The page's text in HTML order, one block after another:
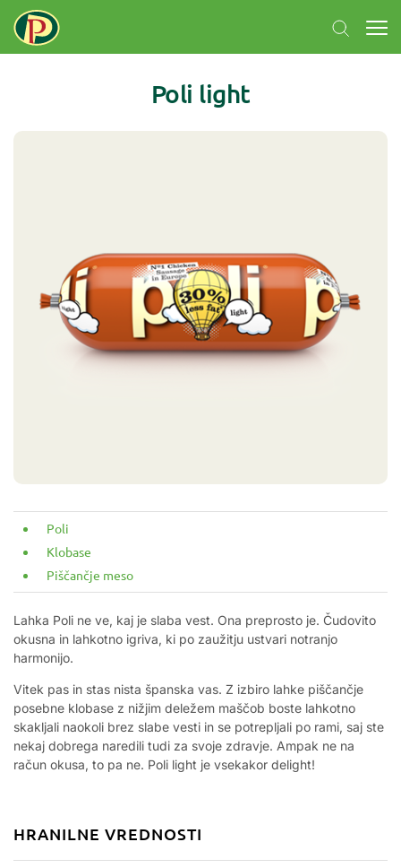
Poli light
Poli
Klobase
Piščančje meso
Lahka Poli ne ve, kaj je slaba vest. Ona preprosto je. Čudovito
okusna in lahkotno igriva, ki po zaužitju ustvari notranjo
harmonijo.
Vitek pas in stas nista španska vas. Z izbiro lahke piščančje
posebne klobase z nižjim deležem maščob boste lahkotno
skakljali naokoli brez slabe vesti in se potrepljali po rami, saj ste
nekaj dobrega naredili tudi za svoje zdravje. Ampak ne na
račun okusa, to pa ne. Poli light je vsekakor delight!
HRANILNE VREDNOSTI